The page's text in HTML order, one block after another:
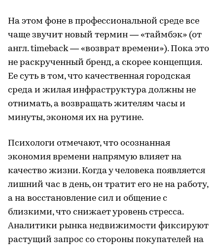
На этом фоне в профессиональной среде все
чаще звучит новый термин — «таймбэк» (от
англ. timeback — «возврат времени»). Пока это
не раскрученный бренд, а скорее концепция.
Ее суть в том, что качественная городская
среда и жилая инфраструктура должны не
отнимать, а возвращать жителям часы и
минуты, экономя их на рутине.
Психологи отмечают, что осознанная
экономия времени напрямую влияет на
качество жизни. Когда у человека появляется
лишний час в день, он тратит его не на работу,
а на восстановление сил и общение с
близкими, что снижает уровень стресса.
Аналитики рынка недвижимости фиксируют
растущий запрос со стороны покупателей на